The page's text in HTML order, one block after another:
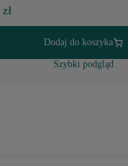
zł
Dodaj do koszyka
Szybki podgląd